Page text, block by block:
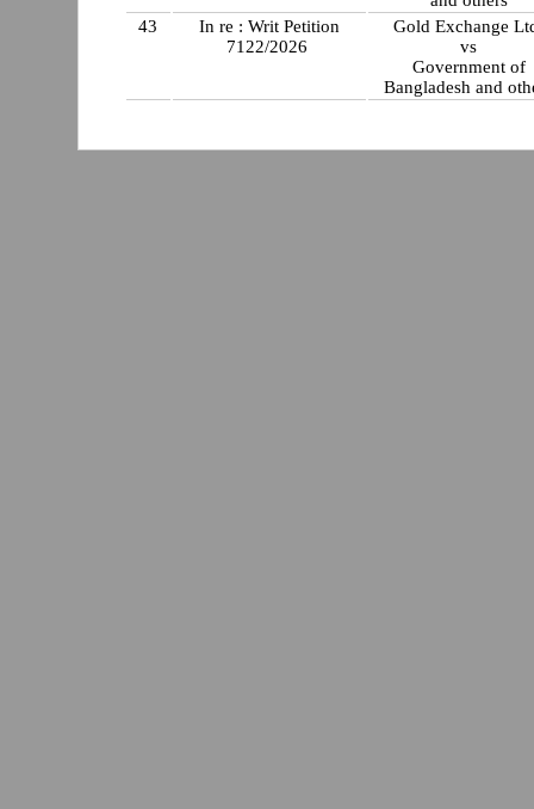
43
In re : Writ Petition
7122/2026
Gold Exchange
vs
Government of
Bangladesh and